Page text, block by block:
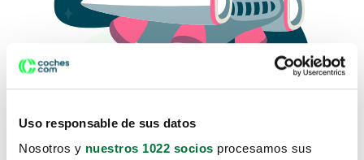
Uso responsable de sus datos
Nosotros y nuestros 1022 socios procesamos sus